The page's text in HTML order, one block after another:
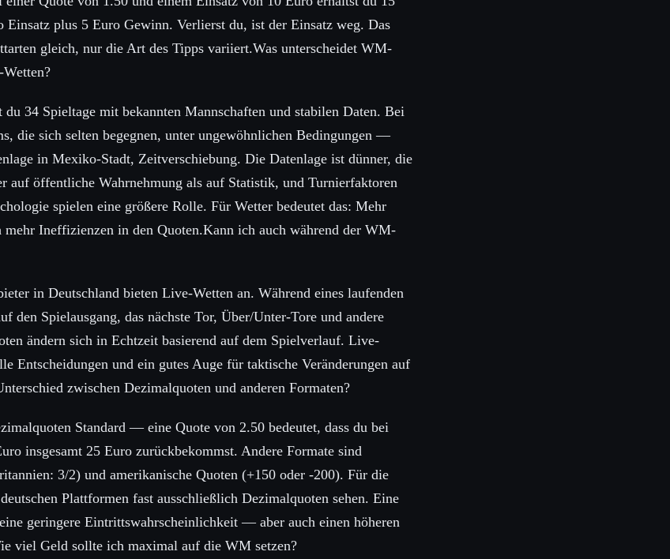
plus 5 Euro Gewinn. Verlierst du, ist der Einsatz weg. Das
gleich, nur die Art des Tipps variiert.Was unterscheidet WM-
du 34 Spieltage mit bekannten Mannschaften und stabilen Daten. Bei
die sich selten begegnen, unter ungewöhnlichen Bedingungen —
in Mexiko-Stadt, Zeitverschiebung. Die Datenlage ist dünner, die
auf öffentliche Wahrnehmung als auf Statistik, und Turnierfaktoren
spielen eine größere Rolle. Für Wetter bedeutet das: Mehr
mehr Ineffizienzen in den Quoten.Kann ich auch während der WM-
in Deutschland bieten Live-Wetten an. Während eines laufenden
den Spielausgang, das nächste Tor, Über/Unter-Tore und andere
ändern sich in Echtzeit basierend auf dem Spielverlauf. Live-
Entscheidungen und ein gutes Auge für taktische Veränderungen auf
zwischen Dezimalquoten und anderen Formaten?
Standard — eine Quote von 2.50 bedeutet, dass du bei
insgesamt 25 Euro zurückbekommst. Andere Formate sind
3/2) und amerikanische Quoten (+150 oder -200). Für die
Plattformen fast ausschließlich Dezimalquoten sehen. Eine
geringere Eintrittswahrscheinlichkeit — aber auch einen höheren
viel Geld sollte ich maximal auf die WM setzen?